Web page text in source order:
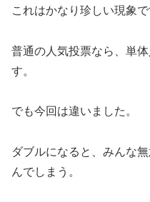
これはかなり珍しい現象で
普通の人気投票なら、単
す。
でも今回は違いました。
ダブルになると、みんな
んでしまう。